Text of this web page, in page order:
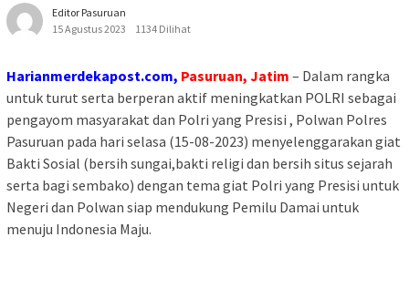
Editor Pasuruan
15 Agustus 2023
1134 Dilihat
Harianmerdekapost.com, Pasuruan, Jatim – Dalam rangka
untuk turut serta berperan aktif meningkatkan POLRI sebagai
pengayom masyarakat dan Polri yang Presisi , Polwan Polres
Pasuruan pada hari selasa (15-08-2023) menyelenggarakan giat
Bakti Sosial (bersih sungai,bakti religi dan bersih situs sejarah
serta bagi sembako) dengan tema giat Polri yang Presisi untuk
Negeri dan Polwan siap mendukung Pemilu Damai untuk
menuju Indonesia Maju.